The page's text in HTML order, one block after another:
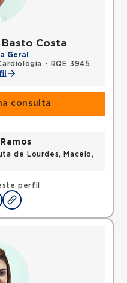
Costa
Geral
•
RQE 3945 - Medicina intensiva
consulta
perfil
de Lourdes, Maceio,